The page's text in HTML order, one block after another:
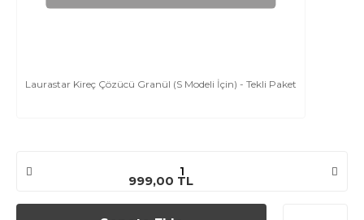
Laurastar Kireç Çözücü Granül (S Modeli İçin) - Tekli Paket
999,00 TL